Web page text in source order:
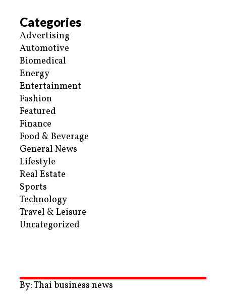
Categories
Advertising
Automotive
Biomedical
Energy
Entertainment
Fashion
Featured
Finance
Food & Beverage
General News
Lifestyle
Real Estate
Sports
Technology
Travel & Leisure
Uncategorized
By: Thai business news